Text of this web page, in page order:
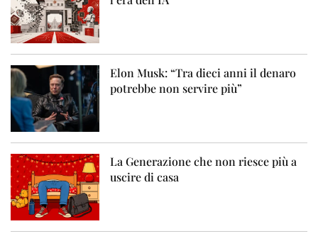
Elon Musk: “Tra dieci anni il denaro
potrebbe non servire più”
La Generazione che non riesce più a
uscire di casa